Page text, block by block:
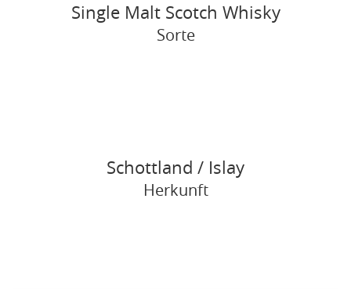
Single Malt Scotch Whisky
Sorte
Schottland / Islay
Herkunft